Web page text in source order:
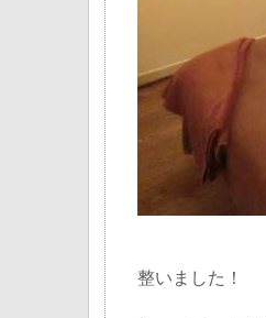
整いました！